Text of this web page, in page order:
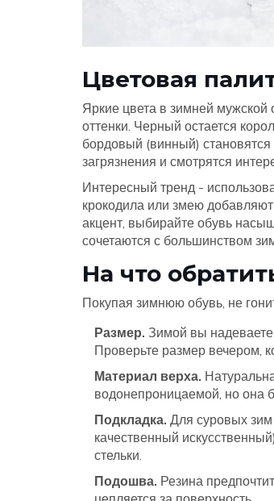
Цветовая
Яркие цвета в зимней мужской
оттенки. Черный остается
бордовый (винный)
загрязнения и смотрятся
Интересный тренд -
крокодила или змею
акцент, выбирайте обувь
сочетаются с большинством
На что
Покупая зимнюю обувь, не
Размер. Зимой вы надеваете
Проверьте размер вечером,
Материал верха.
водонепроницаемой, но она
Подкладка. Для суровых
качественный
стельки.
Подошва. Резина